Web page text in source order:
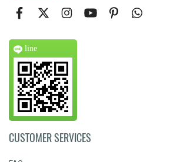
line
CUSTOMER SERVICES